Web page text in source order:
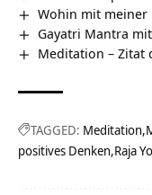
Wohin mit meiner
Gayatri Mantra
Meditation – Zitat
TAGGED: Meditation
positives Denken Raja